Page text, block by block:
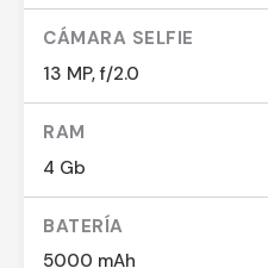
CÁMARA SELFIE
13 MP, f/2.0
RAM
4 Gb
BATERÍA
5000 mAh